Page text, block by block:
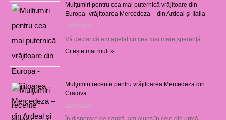
Mulțumiri pentru cea mai puternică vrăjitoare din
Europa -vrăjitoarea Mercedeza – din Ardeal și Italia
23/07/2026
Vă declar că am apelat cu cea mai mare speranţă …
Citește mai mult »
Mulţumiri recente pentru vrăjitoarea Mercedeza din
Craiova
22/07/2026